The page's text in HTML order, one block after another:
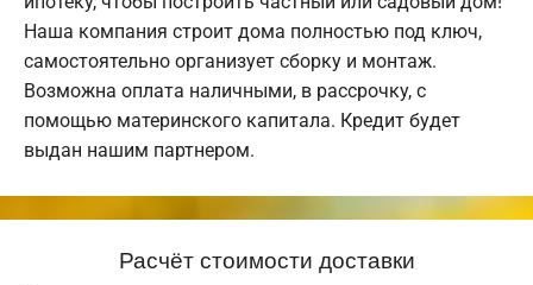
Наша компания строит дома полностью под ключ,
самостоятельно организует сборку и монтаж.
Возможна оплата наличными, в рассрочку, с
помощью материнского капитала. Кредит будет
выдан нашим партнером.
Расчёт стоимости доставки